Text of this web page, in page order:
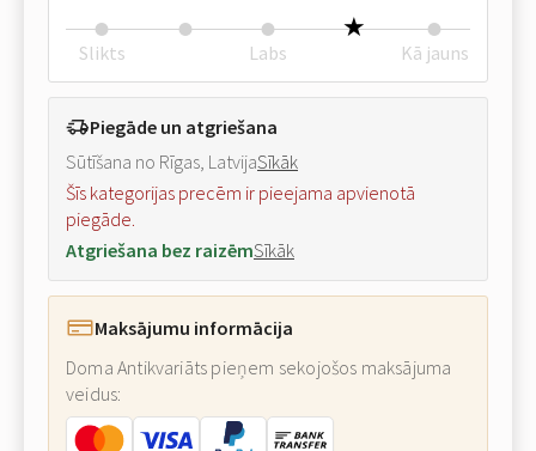
Slikts Labs Kā jauns
Piegāde un atgriešana
Sūtīšana no Rīgas, LatvijaSīkāk
Šīs kategorijas precēm ir pieejama apvienotā
piegāde.
Atgriešana bez raizēmSīkāk
Maksājumu informācija
Doma Antikvariāts pieņem sekojošos maksājuma
veidus: